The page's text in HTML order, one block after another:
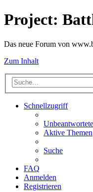
Project:
Das neue Forum von
Zum Inhalt
Schnellzugriff
Aktive Themen
Suche
FAQ
Anmelden
Registrieren